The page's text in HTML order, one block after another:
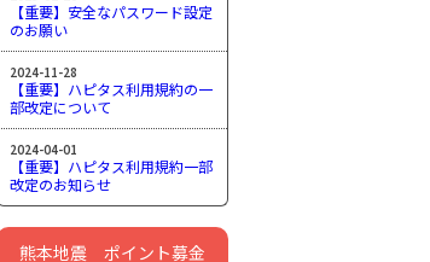
【重要】安全なパスワード設定
のお願い
2024-11-28
【重要】ハピタス利用規約の一
部改定について
2024-04-01
【重要】ハピタス利用規約一部
改定のお知らせ
熊本地震 ポイント募金